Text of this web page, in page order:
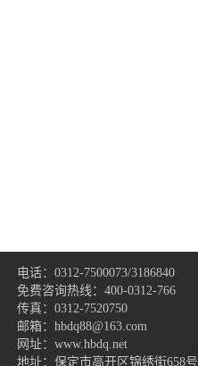
电话：0312-7500073/3186840
免费咨询热线：400-0312-766
传真：0312-7520750
邮箱：hbdq88@163.com
网址：www.hbdq.net
地址：保定市高开区锦绣街658号